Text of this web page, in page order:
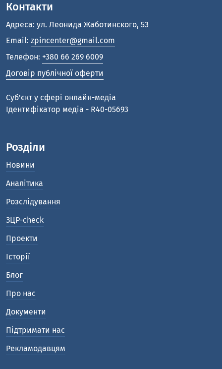
Контакти
Адреса: ул. Леонида Жаботинского, 53
Email: zpincenter@gmail.com
Телефон: +380 66 269 6009
Договір публічної оферти
Cуб'єкт у сфері онлайн-медіа
Ідентифікатор медіа - R40-05693
Розділи
Новини
Аналітика
Розслідування
ЗЦР-check
Проекти
Історії
Блог
Про нас
Документи
Підтримати нас
Рекламодавцям